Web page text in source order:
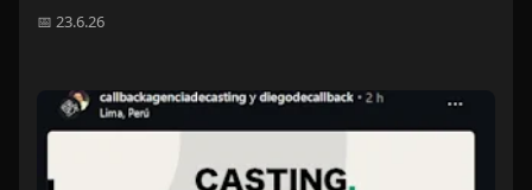
📅 23.6.26